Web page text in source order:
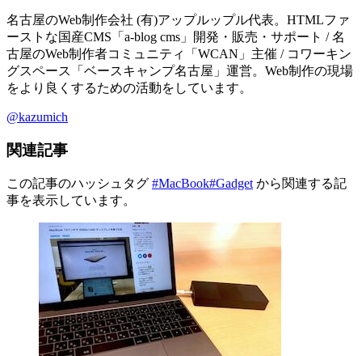
名古屋のWeb制作会社 (有)アップルップル代表。HTMLファ
ーストな国産CMS「a-blog cms」開発・販売・サポート / 名
古屋のWeb制作者コミュニティ「WCAN」主催 / コワーキン
グスペース「ベースキャンプ名古屋」運営。Web制作の現場
をより良くするための活動をしています。
@kazumich
関連記事
この記事のハッシュタグ #MacBook#Gadget から関連する記
事を表示しています。